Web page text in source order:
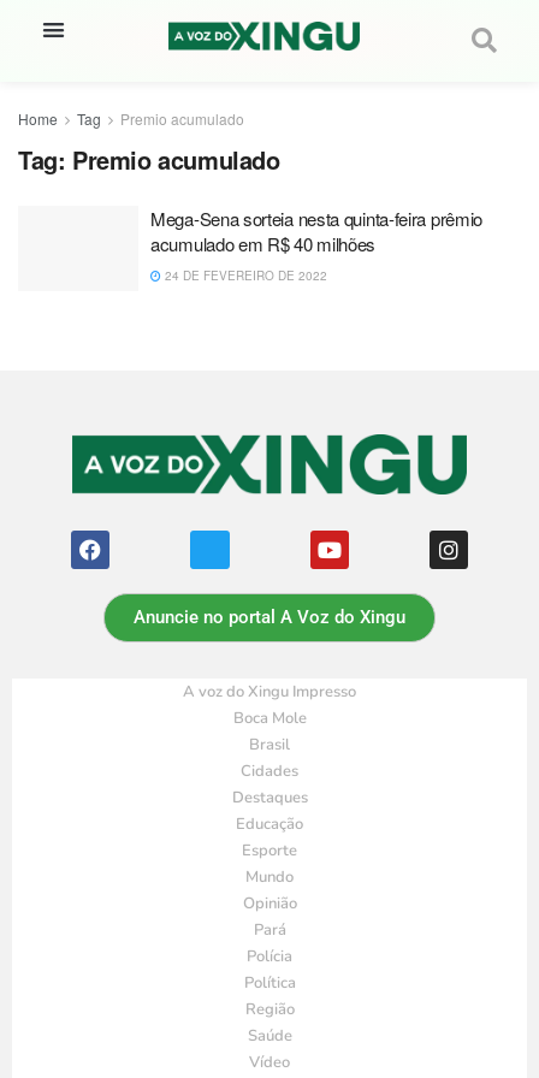
Home Tag Premio acumulado
Tag: Premio acumulado
Mega-Sena sorteia nesta quinta-feira prêmio
acumulado em R$ 40 milhões
24 DE FEVEREIRO DE 2022
Anuncie no portal A Voz do Xingu
A voz do Xingu Impresso
Boca Mole
Brasil
Cidades
Destaques
Educação
Esporte
Mundo
Opinião
Pará
Polícia
Política
Região
Saúde
Vídeo